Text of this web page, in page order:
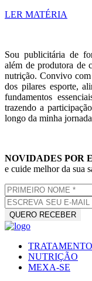
LER MATÉRIA
Sou publicitária de
além de produtora de
nutrição. Convivo
dos pilares esporte,
fundamentos
trazendo a
longo da minha
NOVIDADES POR
e cuide melhor da sua
TRATAMENTO
NUTRIÇÃO
MEXA-SE